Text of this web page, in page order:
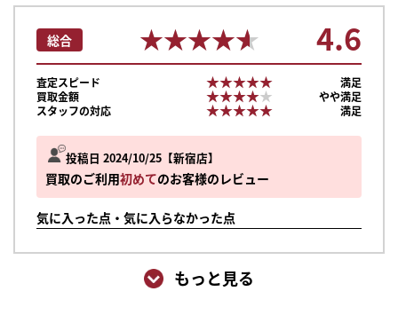
投稿日 2024/10/25 新宿店
買取のご利用初めてのお客様のレビュー
気に入った点・気に入らなかった点
総合 ★★★★★
★★★★★ 4.6
査定スピード ★★★★★
★★★★★
満足
買取金額
★★★★★
★★★★★
やや満足
スタッフの対応
★★★★★
★★★★★ 満足
もっと見る